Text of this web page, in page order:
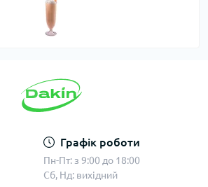
Графік роботи
Пн-Пт: з 9:00 до 18:00
Сб, Нд: вихідний